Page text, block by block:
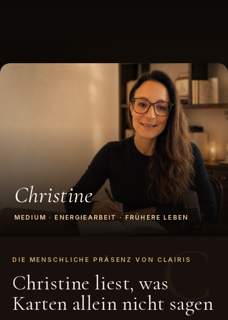
Christine
MEDIUM · ENERGIEARBEIT · FRÜHERE LEBEN
C
DIE MENSCHLICHE PRÄSENZ VON CLAIRIS
Christine liest, was
Karten allein nicht sagen